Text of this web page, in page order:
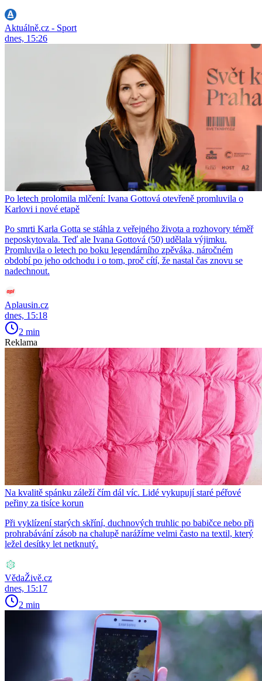
Aktuálně.cz - Sport
dnes, 15:26
Po letech prolomila mlčení: Ivana Gottová otevřeně promluvila o
Karlovi i nové etapě
Po smrti Karla Gotta se stáhla z veřejného života a rozhovory téměř
neposkytovala. Teď ale Ivana Gottová (50) udělala výjimku.
Promluvila o letech po boku legendárního zpěváka, náročném
období po jeho odchodu i o tom, proč cítí, že nastal čas znovu se
nadechnout.
Aplausin.cz
dnes, 15:18
2 min
Reklama
Na kvalitě spánku záleží čím dál víc. Lidé vykupují staré péřové
peřiny za tisíce korun
Při vyklízení starých skříní, duchnových truhlic po babičce nebo při
prohrabávání zásob na chalupě narážíme velmi často na textil, který
ležel desítky let netknutý.
VědaŽivě.cz
dnes, 15:17
2 min